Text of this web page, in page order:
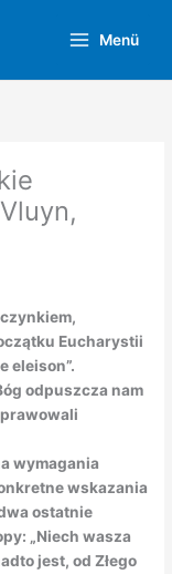
Menü
Eucharystii
eleison”.
odpuszcza nam
wymagania
wskazania
ostatnie
„Niech wasza
jest, od Złego